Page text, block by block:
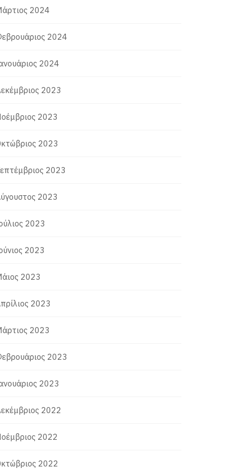
2024
2024
2024
2023
2023
2023
2023
2023
2023
2023
2023
2023
2023
2023
2023
2022
2022
2022